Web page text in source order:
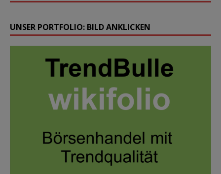
UNSER PORTFOLIO: BILD ANKLICKEN